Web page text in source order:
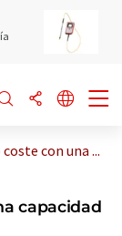
con una ...
capacidad